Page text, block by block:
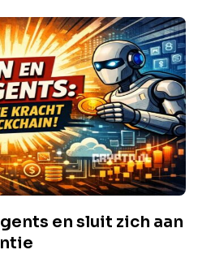
en sluit zich aan